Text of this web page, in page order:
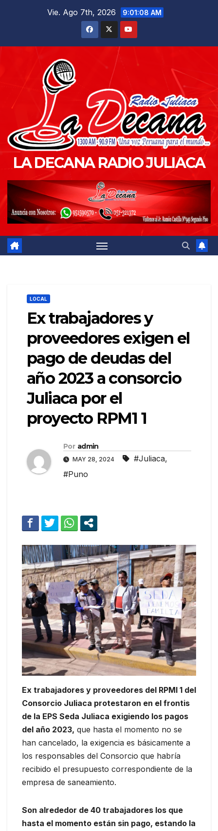
Vie. Ago 7th, 2026 9:01:10 AM
LA DECANA RADIO JULIACA
LOCAL
Ex trabajadores y
proveedores exigen el
pago de deudas del
año 2023 a consorcio
Juliaca por el
proyecto RPM1 1
Por admin
MAY 28, 2024 #Juliaca,
#Puno
Ex trabajadores y proveedores del RPMI 1 del
Consorcio Juliaca protestaron en el frontis
de la EPS Seda Juliaca exigiendo los pagos
del año 2023, que hasta el momento no se
han cancelado, la exigencia es básicamente a
los responsables del Consorcio que habría
recibido el presupuesto correspondiente de la
empresa de saneamiento.
Son alrededor de 40 trabajadores los que
hasta el momento están sin pago, estando la